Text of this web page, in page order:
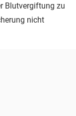
Blutvergiftung zu
nicht